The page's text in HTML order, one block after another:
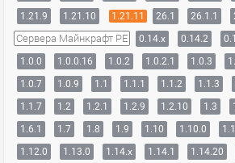
1.21.9
1.21.10 1.21.11 26.1 26.1.1
Сервера Майнкрафт PE 0.14.x 0.14.2
1.0.0
1.0.0.16 1.0.2 1.0.2.1 1.0.3
1.0.7
1.0.9 1.1 1.1.1 1.1.2 1.1.3
1.1.7
1.2 1.2.1 1.2.9 1.2.10 1.3
1.6.1
1.7 1.8 1.9 1.10 1.10.0
1.12.0
1.13.0 1.14.x 1.14.1 1.14.20